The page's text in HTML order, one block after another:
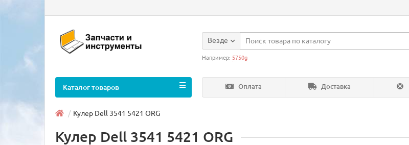
Везде
Например: 5750g
Оплата Доставка
Каталог товаров
Кулер Dell 3541 5421 ORG
Кулер Dell 3541 5421 ORG